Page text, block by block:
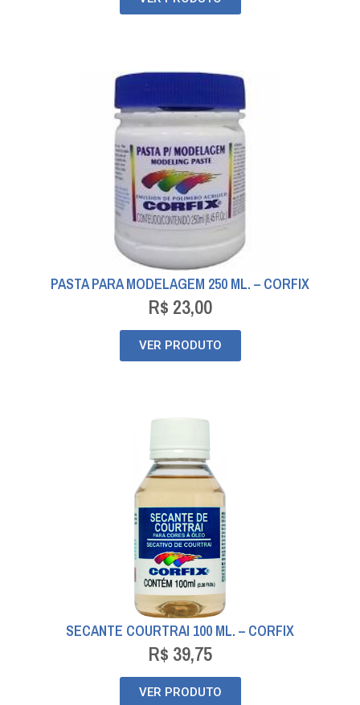
PASTA PARA MODELAGEM 250 ML. – CORFIX
R$ 23,00
VER PRODUTO
SECANTE COURTRAI 100 ML. – CORFIX
R$ 39,75
VER PRODUTO